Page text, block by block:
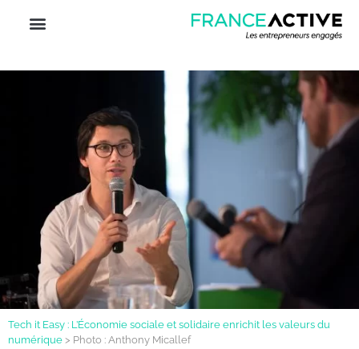
Tech it Easy : L’Économie sociale et solidaire enrichit les valeurs du
numérique > Photo : Anthony Micallef